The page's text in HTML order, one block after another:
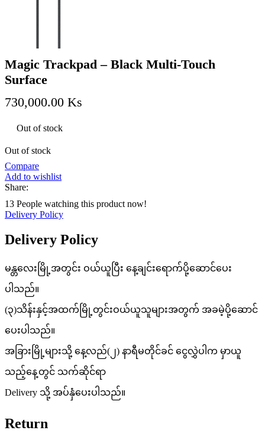
Magic Trackpad – Black Multi-Touch
Surface
730,000.00 Ks
Out of stock
Out of stock
Compare
Add to wishlist
Share:
13 People watching this product now!
Delivery Policy
Delivery Policy
မန္တလေးမြို့အတွင်း ဝယ်ယူပြီး နေ့ချင်းရောက်ပို့ဆောင်ပေး
ပါသည်။
(၃)သိန်းနှင့်အထက်မြို့တွင်းဝယ်ယူသူများအတွက် အခမဲ့ပို့ဆောင်
ပေးပါသည်။
အခြားမြို့များသို့ နေ့လည်(၂) နာရီမတိုင်ခင် ငွေလွှဲပါက မှာယူ
သည့်နေ့တွင် သက်ဆိုင်ရာ
Delivery သို့ အပ်နှံပေးပါသည်။
Return